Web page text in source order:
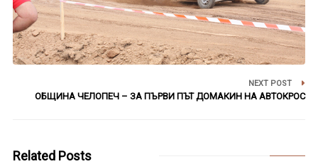
NEXT POST
ОБЩИНА ЧЕЛОПЕЧ – ЗА ПЪРВИ ПЪТ ДОМАКИН НА АВТОКРОС
Related Posts